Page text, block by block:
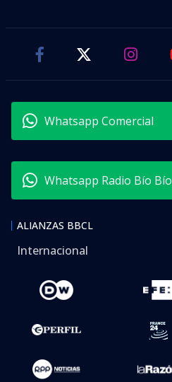
Whatsapp Comercial
Whatsapp Radio Bío Bío
ALIANZAS BBCL
Internacional